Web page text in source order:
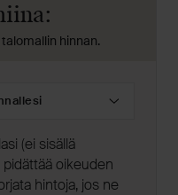
hinnan.
(ei sisällä
oikeuden
hintoja, jos ne